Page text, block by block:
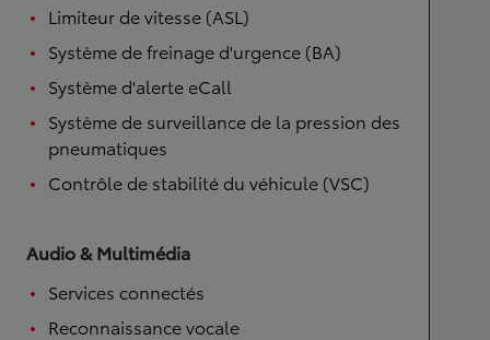
Limiteur de vitesse (ASL)
Système de freinage d'urgence (BA)
Système d'alerte eCall
Système de surveillance de la pression des
pneumatiques
Contrôle de stabilité du véhicule (VSC)
Audio & Multimédia
Services connectés
Reconnaissance vocale